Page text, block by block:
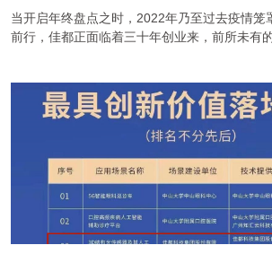
当开启年终盘点之时，2022年乃至过去疫情笼
前行，佳都正面临着三十年创业来，前所未有